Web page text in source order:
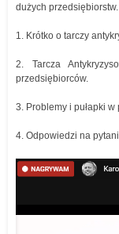
dużych
1. Krótko o tarczy
2. Tarcza
przedsiębiorców.
3. Problemy i pułapki
4. Odpowiedzi na